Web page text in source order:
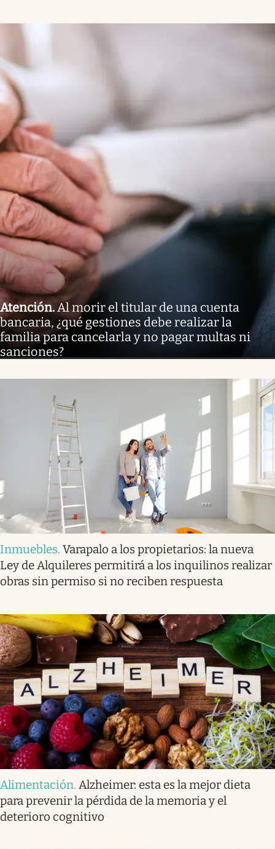
Atención.Al morir el titular de una cuenta
bancaria, ¿qué gestiones debe realizar la
familia para cancelarla y no pagar multas ni
sanciones?
Inmuebles. Varapalo a los propietarios: la nueva
Ley de Alquileres permitirá a los inquilinos realizar
obras sin permiso si no reciben respuesta
Alimentación. Alzheimer: esta es la mejor dieta
para prevenir la pérdida de la memoria y el
deterioro cognitivo